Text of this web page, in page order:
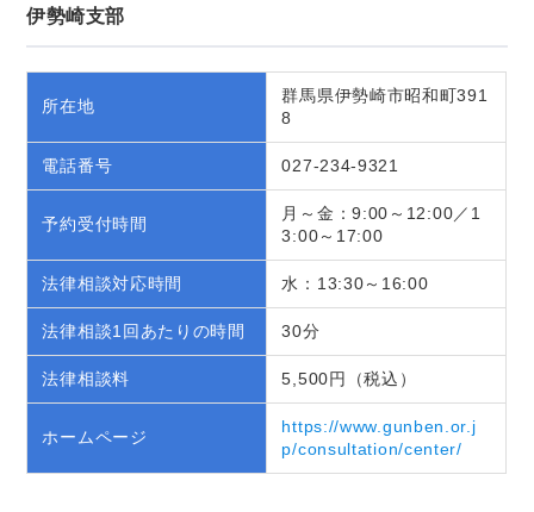
伊勢崎支部
所在地
群馬県伊勢崎市昭和町391
8
電話番号 027-234-9321
予約受付時間
月～金：9:00～12:00／1
3:00～17:00
法律相談対応時間 水：13:30～16:00
法律相談1回あたりの時間 30分
法律相談料 5,500円（税込）
ホームページ
https://www.gunben.or.j
p/consultation/center/